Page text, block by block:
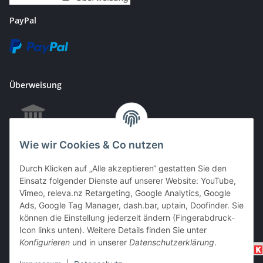
Wie wir Cookies & Co nutzen
Durch Klicken auf „Alle akzeptieren“ gestatten Sie den
Einsatz folgender Dienste auf unserer Website: YouTube,
Vimeo, releva.nz Retargeting, Google Analytics, Google
Ads, Google Tag Manager, dash.bar, uptain, Doofinder. Sie
können die Einstellung jederzeit ändern (Fingerabdruck-
Icon links unten). Weitere Details finden Sie unter
Konfigurieren und in unserer Datenschutzerklärung.
PayPal
Überweisung
EC & Kreditkartenzahlung bei Abholung
Barzahlung bei Abholung